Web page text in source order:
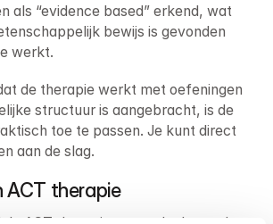
als “evidence based” erkend, wat
bewijs is gevonden
werkt.
de therapie werkt met oefeningen
structuur is aangebracht, is de
toe te passen. Je kunt direct
aan de slag.
ACT therapie